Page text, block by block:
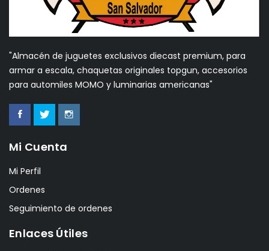
"Almacén de juguetes exclusivos diecast premium, para
armar a escala, chaquetas originales topgun, accesorios
para automiles MOMO y luminarias americanas"
Mi Cuenta
Mi Perfil
Ordenes
Seguimiento de ordenes
Enlaces Útiles